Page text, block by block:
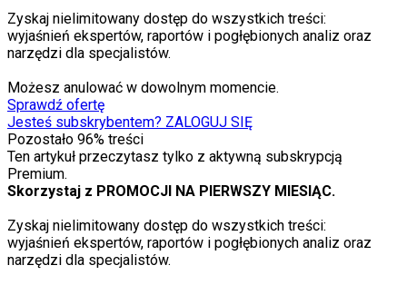
Zyskaj nielimitowany dostęp do wszystkich treści:
wyjaśnień ekspertów, raportów i pogłębionych analiz oraz
narzędzi dla specjalistów.
Możesz anulować w dowolnym momencie.
Sprawdź ofertę
Jesteś subskrybentem? ZALOGUJ SIĘ
Pozostało 96% treści
Ten artykuł przeczytasz tylko z aktywną subskrypcją
Premium.
Skorzystaj z PROMOCJI NA PIERWSZY MIESIĄC.
Zyskaj nielimitowany dostęp do wszystkich treści:
wyjaśnień ekspertów, raportów i pogłębionych analiz oraz
narzędzi dla specjalistów.